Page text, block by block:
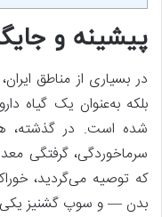
پیشینه و
در بسیاری از مناطق
بلکه به‌عنوان یک گیاه
شده است. در گذشته،
سرماخوردگی، گرفتگی
که توصیه می‌گردید،
بدن — و سوپ گشنیز یکی